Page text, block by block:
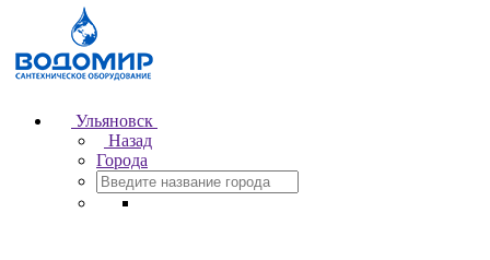
Ульяновск
Назад
Города